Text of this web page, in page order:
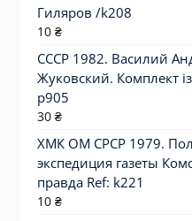
Гиляров /k208
10 ₴
СССР 1982. Василий
Жуковский. Комплект
р905
30 ₴
ХМК ОМ СРСР 1979.
экспедиция газеты
правда Ref: k221
10 ₴